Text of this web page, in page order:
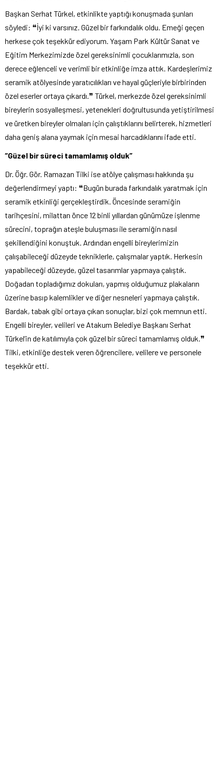
Başkan Serhat Türkel, etkinlikte yaptığı konuşmada şunları
söyledi: ❝İyi ki varsınız. Güzel bir farkındalık oldu. Emeği geçen
herkese çok teşekkür ediyorum. Yaşam Park Kültür Sanat ve
Eğitim Merkezimizde özel gereksinimli çocuklarımızla, son
derece eğlenceli ve verimli bir etkinliğe imza attık. Kardeşlerimiz
seramik atölyesinde yaratıcılıkları ve hayal güçleriyle birbirinden
özel eserler ortaya çıkardı.❞ Türkel, merkezde özel gereksinimli
bireylerin sosyalleşmesi, yetenekleri doğrultusunda yetiştirilmesi
ve üretken bireyler olmaları için çalıştıklarını belirterek, hizmetleri
daha geniş alana yaymak için mesai harcadıklarını ifade etti.
“Güzel bir süreci tamamlamış olduk”
Dr. Öğr. Gör. Ramazan Tilki ise atölye çalışması hakkında şu
değerlendirmeyi yaptı: ❝Bugün burada farkındalık yaratmak için
seramik etkinliği gerçekleştirdik. Öncesinde seramiğin
tarihçesini, milattan önce 12 binli yıllardan günümüze işlenme
sürecini, toprağın ateşle buluşması ile seramiğin nasıl
şekillendiğini konuştuk. Ardından engelli bireylerimizin
çalışabileceği düzeyde tekniklerle, çalışmalar yaptık. Herkesin
yapabileceği düzeyde, güzel tasarımlar yapmaya çalıştık.
Doğadan topladığımız dokuları, yapmış olduğumuz plakaların
üzerine basıp kalemlikler ve diğer nesneleri yapmaya çalıştık.
Bardak, tabak gibi ortaya çıkan sonuçlar, bizi çok memnun etti.
Engelli bireyler, velileri ve Atakum Belediye Başkanı Serhat
Türkel’in de katılımıyla çok güzel bir süreci tamamlamış olduk.❞
Tilki, etkinliğe destek veren öğrencilere, velilere ve personele
teşekkür etti.